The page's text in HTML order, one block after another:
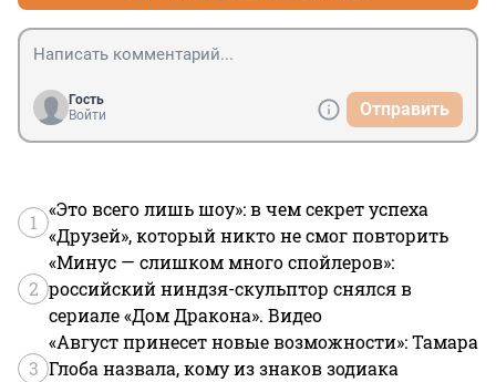
Гость
Войти
Отправить
1
«Это всего лишь шоу»: в чем секрет успеха
«Друзей», который никто не смог повторить
2
«Минус — слишком много спойлеров»:
российский ниндзя-скульптор снялся в
сериале «Дом Дракона». Видео
3
«Август принесет новые возможности»: Тамара
Глоба назвала, кому из знаков зодиака